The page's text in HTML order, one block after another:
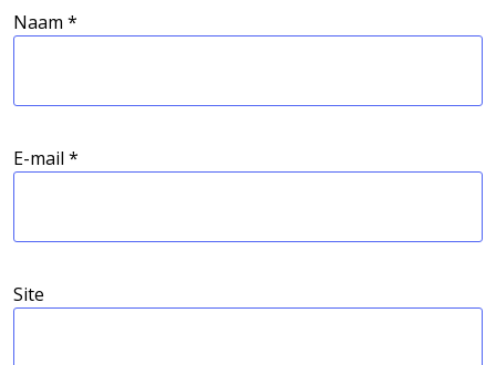
Naam *
E-mail *
Site